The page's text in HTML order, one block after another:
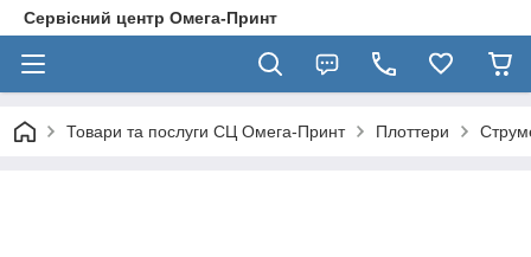
Сервісний центр Омега-Принт
Товари та послуги СЦ Омега-Принт Плоттери